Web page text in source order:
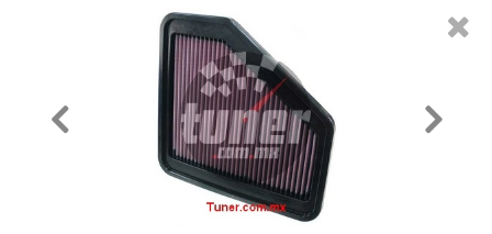
Filtros 0